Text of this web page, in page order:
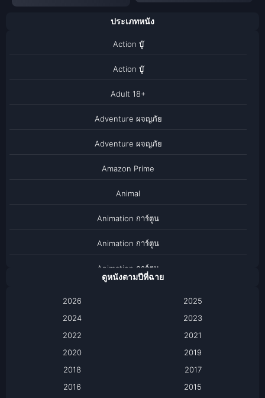
ประเภทหนัง
Action บู๊
Action บู๊
Adult 18+
Adventure ผจญภัย
Adventure ผจญภัย
Amazon Prime
Animal
Animation การ์ตูน
Animation การ์ตูน
Animation การ์ตูน
Based on a True Story เรื่องจริง
Based on a True Story เรื่องจริง
ดูหนังตามปีที่ฉาย
2026
2025
2024
2023
2022
2021
2020
2019
2018
2017
2016
2015